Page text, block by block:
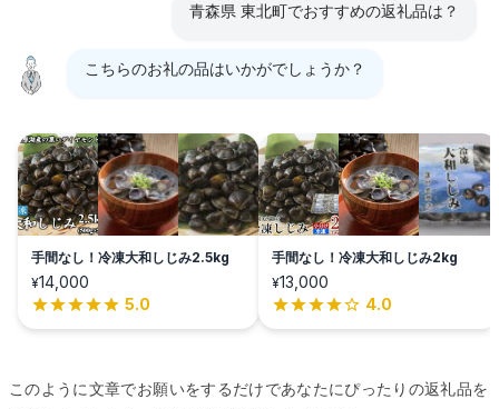
青森県 東北町でおすすめの返礼品は？
こちらのお礼の品はいかがでしょうか？
手間なし！冷凍大和しじみ2.5kg
¥14,000
5.0
手間なし！冷凍大和しじみ2kg
¥13,000
4.0
このように文章でお願いをするだけであなたにぴったりの返礼品を